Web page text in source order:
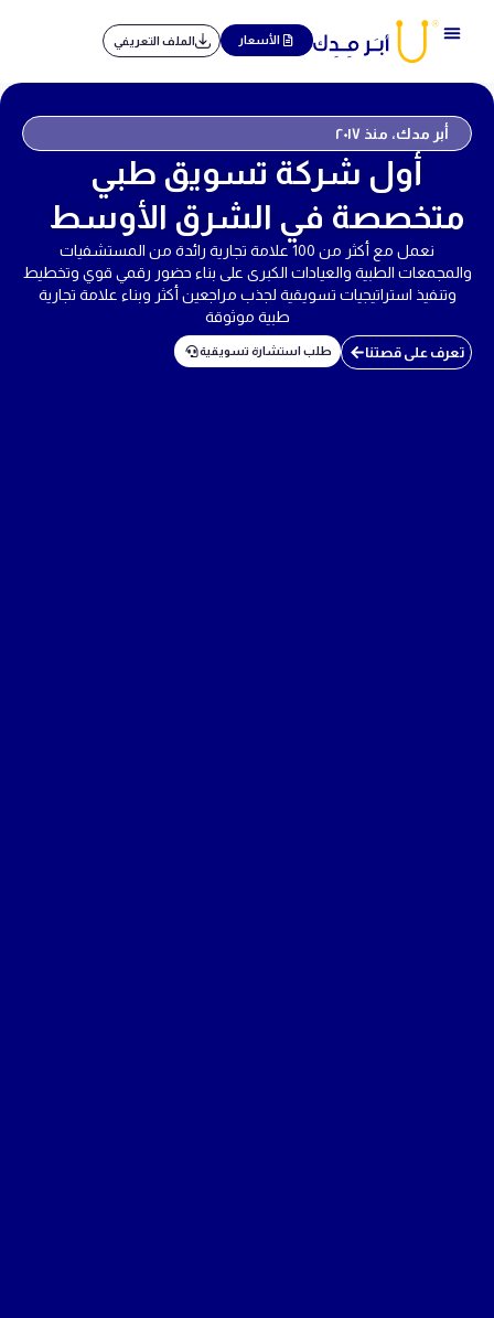
الأسعار الملف التعريفي
أبر مدك، منذ ٢٠١٧
أول شركة تسويق طبي
متخصصة في الشرق الأوسط
نعمل مع أكثر من 100 علامة تجارية رائدة من المستشفيات
والمجمعات الطبية والعيادات الكبرى على بناء حضور رقمي قوي وتخطيط
وتنفيذ استراتيجيات تسويقية لجذب مراجعين أكثر وبناء علامة تجارية
طبية موثوقة
تعرف على قصتنا طلب استشارة تسويقية